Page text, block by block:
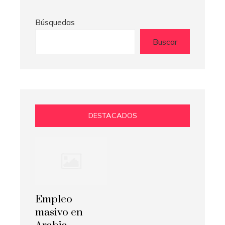
Búsquedas
Buscar
DESTACADOS
Empleo
masivo en